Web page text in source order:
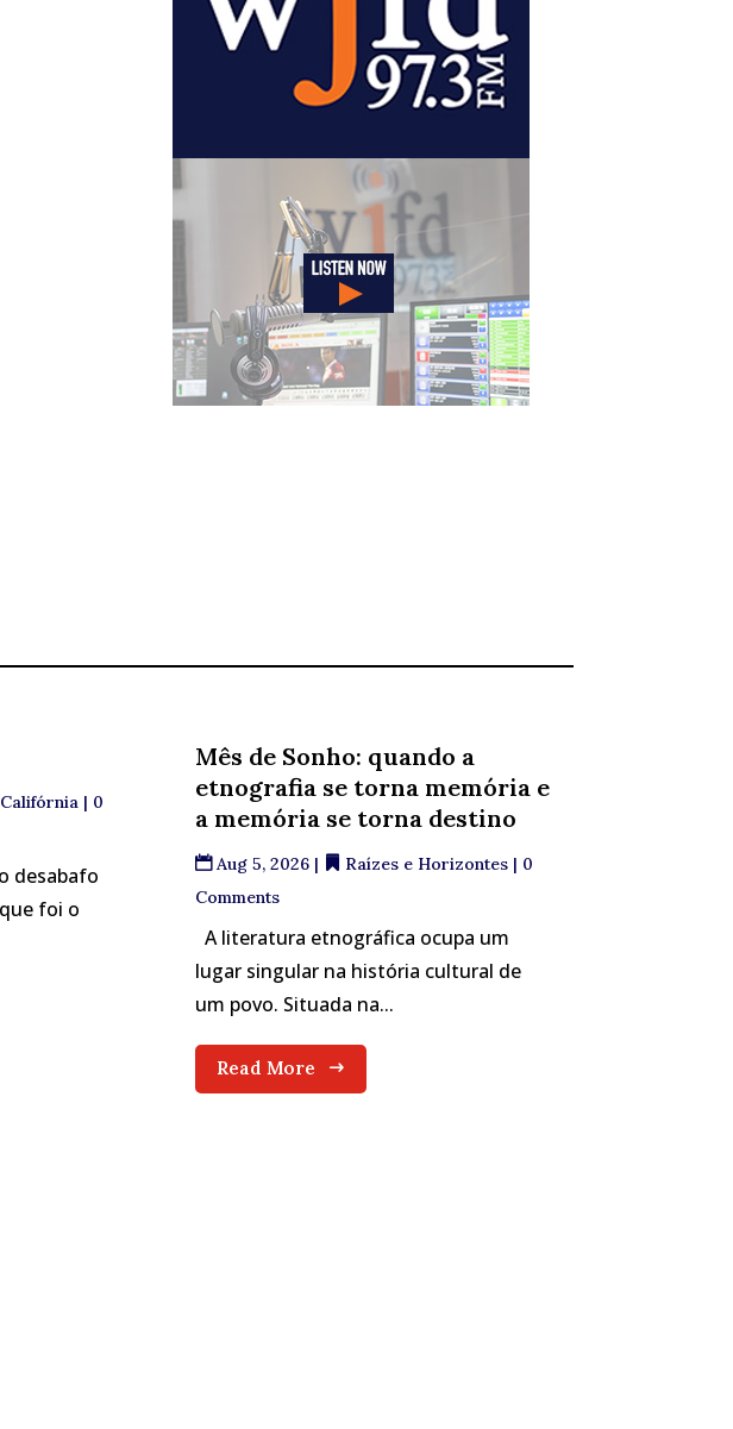
| 0
desabafo
foi o
Mês de Sonho: quando a
etnografia se torna memória e
a memória se torna destino
Aug 5, 2026| Raízes e Horizontes| 0
Comments
A literatura etnográfica ocupa um
lugar singular na história cultural de
um povo. Situada na...
Read More